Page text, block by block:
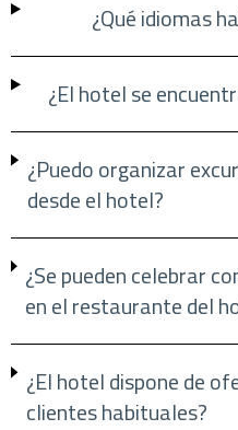
¿Qué idiomas
¿El hotel se
¿Puedo organizar
desde el hotel?
¿Se pueden celebrar
en el restaurante del
¿El hotel dispone de
clientes habituales?